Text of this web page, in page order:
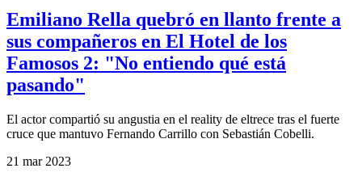
Emiliano Rella quebró en llanto frente a
sus compañeros en El Hotel de los
Famosos 2: "No entiendo qué está
pasando"
El actor compartió su angustia en el reality de eltrece tras el fuerte
cruce que mantuvo Fernando Carrillo con Sebastián Cobelli.
21 mar 2023